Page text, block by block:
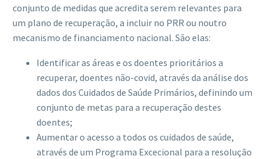
conjunto de medidas que acredita serem relevantes para
um plano de recuperação, a incluir no PRR ou noutro
mecanismo de financiamento nacional. São elas:
Identificar as áreas e os doentes prioritários a
recuperar, doentes não-covid, através da análise dos
dados dos Cuidados de Saúde Primários, definindo um
conjunto de metas para a recuperação destes
doentes;
Aumentar o acesso a todos os cuidados de saúde,
através de um Programa Excecional para a resolução